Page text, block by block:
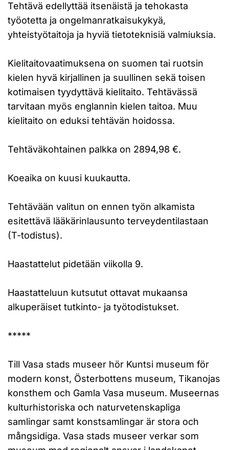
Tehtävä edellyttää itsenäistä ja tehokasta
työotetta ja ongelmanratkaisukykyä,
yhteistyötaitoja ja hyviä tietoteknisiä valmiuksia.
Kielitaitovaatimuksena on suomen tai ruotsin
kielen hyvä kirjallinen ja suullinen sekä toisen
kotimaisen tyydyttävä kielitaito. Tehtävässä
tarvitaan myös englannin kielen taitoa. Muu
kielitaito on eduksi tehtävän hoidossa.
Tehtäväkohtainen palkka on 2894,98 €.
Koeaika on kuusi kuukautta.
Tehtävään valitun on ennen työn alkamista
esitettävä lääkärinlausunto terveydentilastaan
(T-todistus).
Haastattelut pidetään viikolla 9.
Haastatteluun kutsutut ottavat mukaansa
alkuperäiset tutkinto- ja työtodistukset.
*****
Till Vasa stads museer hör Kuntsi museum för
modern konst, Österbottens museum, Tikanojas
konsthem och Gamla Vasa museum. Museernas
kulturhistoriska och naturvetenskapliga
samlingar samt konstsamlingar är stora och
mångsidiga. Vasa stads museer verkar som